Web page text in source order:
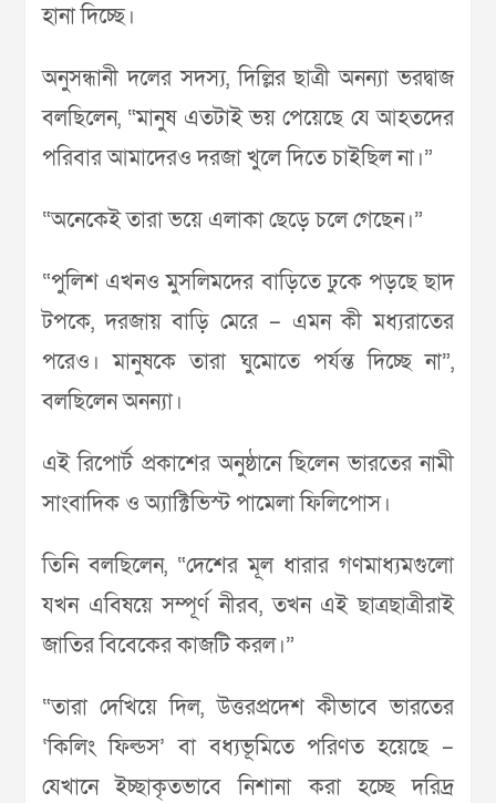
হানা দিচ্ছে।
অনুসন্ধানী দলের সদস্য, দিল্লির ছাত্রী অনন্যা ভরদ্বাজ
বলছিলেন, “মানুষ এতটাই ভয় পেয়েছে যে আহতদের
পরিবার আমাদেরও দরজা খুলে দিতে চাইছিল না।”
“অনেকেই তারা ভয়ে এলাকা ছেড়ে চলে গেছেন।”
“পুলিশ এখনও মুসলিমদের বাড়িতে ঢুকে পড়ছে ছাদ
টপকে, দরজায় বাড়ি মেরে – এমন কী মধ্যরাতের
পরেও। মানুষকে তারা ঘুমোতে পর্যন্ত দিচ্ছে না”,
বলছিলেন অনন্যা।
এই রিপোর্ট প্রকাশের অনুষ্ঠানে ছিলেন ভারতের নামী
সাংবাদিক ও অ্যাক্টিভিস্ট পামেলা ফিলিপোস।
তিনি বলছিলেন, “দেশের মূল ধারার গণমাধ্যমগুলো
যখন এবিষয়ে সম্পূর্ণ নীরব, তখন এই ছাত্রছাত্রীরাই
জাতির বিবেকের কাজটি করল।”
“তারা দেখিয়ে দিল, উত্তরপ্রদেশ কীভাবে ভারতের
‘কিলিং ফিল্ডস’ বা বধ্যভূমিতে পরিণত হয়েছে –
যেখানে ইচ্ছাকৃতভাবে নিশানা করা হচ্ছে দরিদ্র